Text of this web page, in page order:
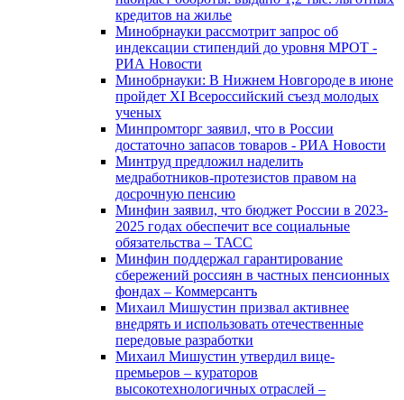
кредитов на жилье
Минобрнауки рассмотрит запрос об
индексации стипендий до уровня МРОТ -
РИА Новости
Минобрнауки: В Нижнем Новгороде в июне
пройдет XI Всероссийский съезд молодых
ученых
Минпромторг заявил, что в России
достаточно запасов товаров - РИА Новости
Минтруд предложил наделить
медработников-протезистов правом на
досрочную пенсию
Минфин заявил, что бюджет России в 2023-
2025 годах обеспечит все социальные
обязательства – ТАСС
Минфин поддержал гарантирование
сбережений россиян в частных пенсионных
фондах – Коммерсантъ
Михаил Мишустин призвал активнее
внедрять и использовать отечественные
передовые разработки
Михаил Мишустин утвердил вице-
премьеров – кураторов
высокотехнологичных отраслей –